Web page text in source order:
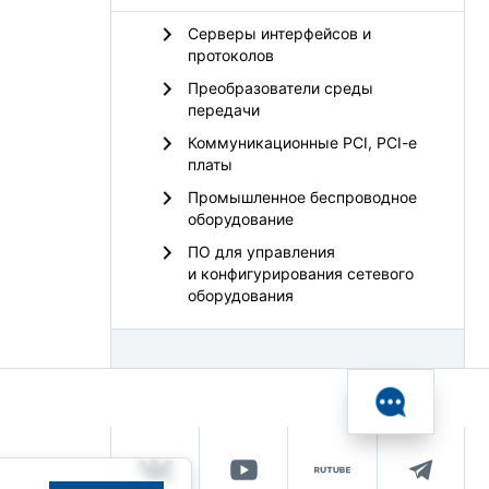
Серверы интерфейсов и
протоколов
Преобразователи среды
передачи
Коммуникационные PCI, PCI-e
платы
Промышленное беспроводное
оборудование
ПО для управления
и конфигурирования сетевого
оборудования